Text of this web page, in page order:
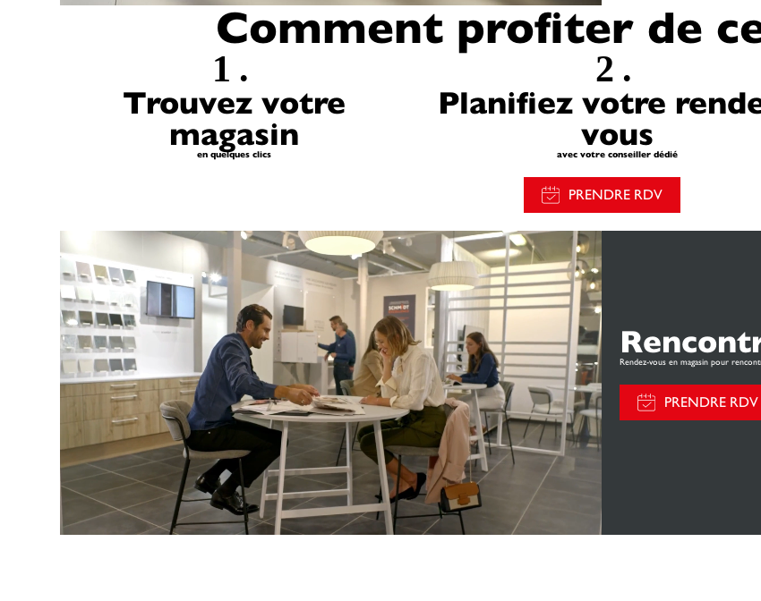
Comment profiter de
1.
Trouvez votre
magasin
en quelques clics
2.
Planifiez votre
vous
avec votre conseiller dédié
PRENDRE RDV
Rendez-vous en magasin pour
PRENDRE RDV